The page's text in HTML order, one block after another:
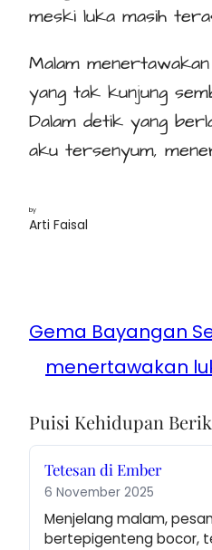
meski luka masih
Malam
yang tak kunjung
Dalam detik yang
aku tersenyum,
by
Arti Faisal
Gema Bayangan
menertawakan
Puisi Kehidupan
Tetesan di Ember
6 November 2025
Menjelang malam,
bertepigenteng bocor,